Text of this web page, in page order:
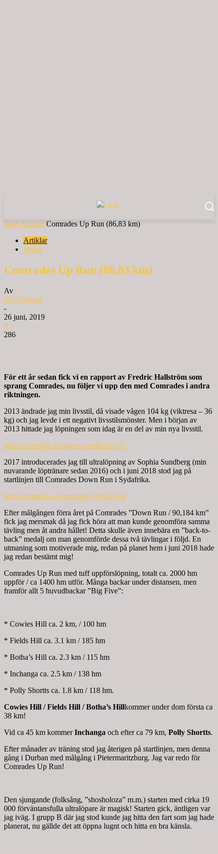
Hem Artiklar Comrades Up Run (86,83 km)
Artiklar
Insänt
Comrades Up Run (86,83 km)
Av
BG Nilensjö
-
26 juni, 2019
0
286
För ett år sedan fick vi en rapport av Fredric Hallström som
sprang Comrades, nu följer vi upp den med Comrades i andra
riktningen.
2013 ändrade jag min livsstil, då visade vågen 104 kg (viktresa – 36
kg) och jag levde i ett negativt livsstilsmönster. Men i början av
2013 hittade jag löpningen som idag är en del av min nya livsstil.
https://springlfa.se/dagens-medlem-162/
2017 introducerades jag till ultralöpning av Sophia Sundberg (min
nuvarande löptränare sedan 2016) och i juni 2018 stod jag på
startlinjen till Comrades Down Run i Sydafrika.
https://springlfa.se/comrades-90184-km/
Efter målgången förra året på Comrades ”Down Run / 90,184 km”
fick jag mersmak då jag fick höra att man kunde genomföra samma
tävling men åt andra hållet! Detta skulle även innebära en ”back-to-
back” medalj om man genomförde dessa två tävlingar i följd. En
utmaning som motiverade mig, redan på planet hem i juni 2018 hade
jag redan bestämt mig!
Comrades Up Run med tuff uppförslöpning, totalt ca. 2000 hm
uppför / ca 1400 hm utför. Många backar under distansen, men
framför allt 5 huvudbackar ”Big Five”:
* Cowies Hill ca. 2 km, / 100 hm
* Fields Hill ca. 3.1 km / 185 hm
* Botha’s Hill ca. 2.3 km / 115 hm
* Inchanga ca. 2.5 km / 138 hm
* Polly Shortts ca. 1.8 km / 118 hm.
Cowies Hill / Fields Hill / Botha’s Hillkommer under dom första ca
38 km!
Vid ca 45 km kommerInchanga och efter ca 79 km, Polly Shortts.
Efter månader av träning stod jag återigen på startlinjen, men denna
gång i Durban med målgång i Pietermaritzburg. Jag var redo för
Comrades Up Run!
Den sjungande (folksång, ”shosholoza” m.m.) starten med cirka 19
000 förväntansfulla ultralöpare är magisk! Starten gick, äntligen var
jag iväg. I grupp B där jag stod kunde jag hitta den fart som jag hade
planerat, nu gällde det att öppna lugnt och hitta en bra känsla.